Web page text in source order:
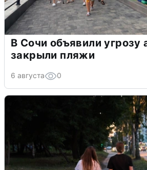
В Сочи объявили угрозу
закрыли пляжи
6 августа 0